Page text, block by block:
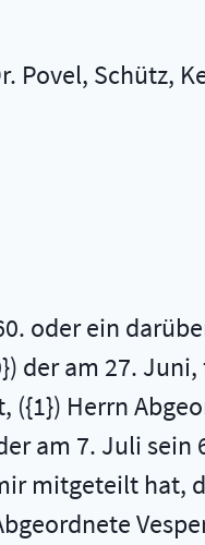
Schütz,
oder ein
der am 27.
Herrn
am 7. Juli sein
mitgeteilt hat,